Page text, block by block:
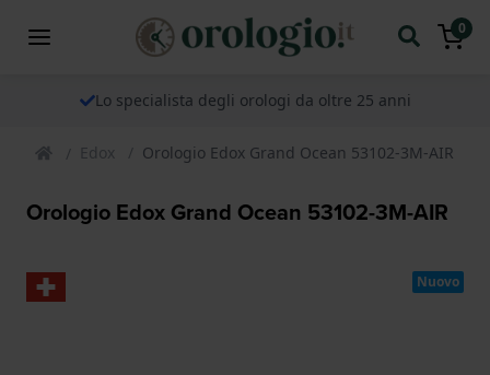
0
Lo specialista degli orologi da oltre 25 anni
Edox Orologio Edox Grand Ocean 53102-3M-AIR
Orologio Edox Grand Ocean 53102-3M-AIR
Nuovo